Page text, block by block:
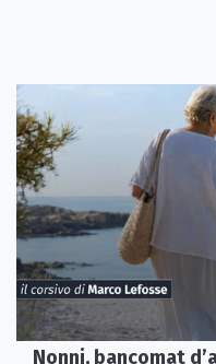
Nonni, bancomat